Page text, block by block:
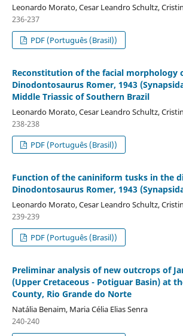
Leonardo Morato, Cesar Leandro Schultz,
236-237
PDF (Português (Brasil))
Reconstitution of the facial morphology
Dinodontosaurus Romer, 1943
Middle Triassic of Southern Brazil
Leonardo Morato, Cesar Leandro Schultz,
238-238
PDF (Português (Brasil))
Function of the caniniform tusks in the
Dinodontosaurus Romer, 1943
Leonardo Morato, Cesar Leandro Schultz,
239-239
PDF (Português (Brasil))
Preliminar analysis of new outcrops of
(Upper Cretaceous - Potiguar Basin) at
County, Rio Grande do Norte
Natália Benaim, Maria Célia Elias Senra
240-240